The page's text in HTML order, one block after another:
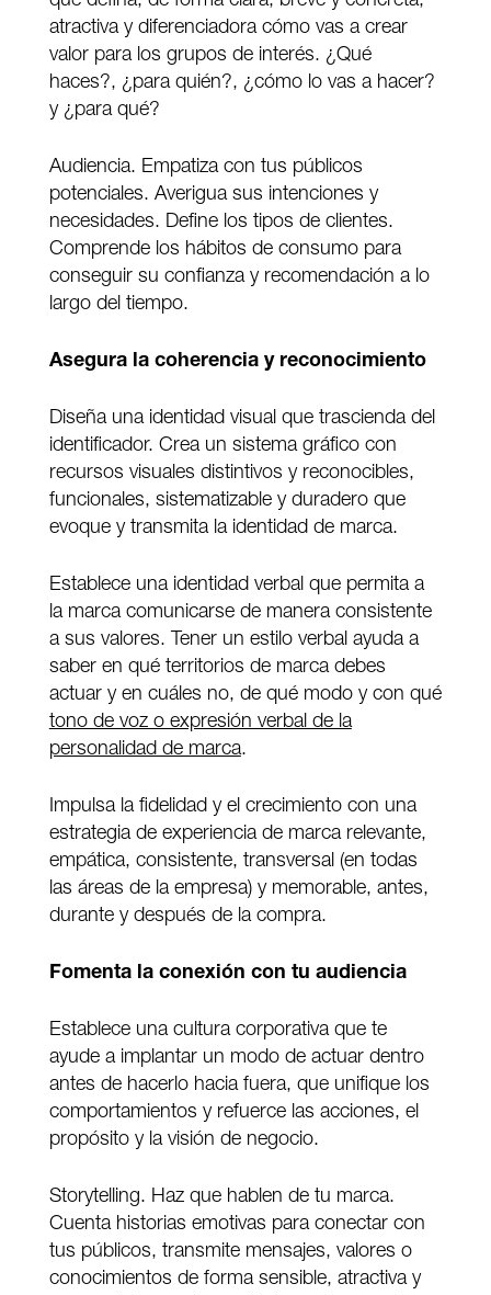
atractiva y diferenciadora cómo vas a crear
valor para los grupos de interés. ¿Qué
haces?, ¿para quién?, ¿cómo lo vas a hacer?
y ¿para qué?
Audiencia. Empatiza con tus públicos
potenciales. Averigua sus intenciones y
necesidades. Define los tipos de clientes.
Comprende los hábitos de consumo para
conseguir su confianza y recomendación a lo
largo del tiempo.
Asegura la coherencia y reconocimiento
Diseña una identidad visual que trascienda del
identificador. Crea un sistema gráfico con
recursos visuales distintivos y reconocibles,
funcionales, sistematizable y duradero que
evoque y transmita la identidad de marca.
Establece una identidad verbal que permita a
la marca comunicarse de manera consistente
a sus valores. Tener un estilo verbal ayuda a
saber en qué territorios de marca debes
actuar y en cuáles no, de qué modo y con qué
tono de voz o expresión verbal de la
personalidad de marca.
Impulsa la fidelidad y el crecimiento con una
estrategia de experiencia de marca relevante,
empática, consistente, transversal (en todas
las áreas de la empresa) y memorable, antes,
durante y después de la compra.
Fomenta la conexión con tu audiencia
Establece una cultura corporativa que te
ayude a implantar un modo de actuar dentro
antes de hacerlo hacia fuera, que unifique los
comportamientos y refuerce las acciones, el
propósito y la visión de negocio.
Storytelling. Haz que hablen de tu marca.
Cuenta historias emotivas para conectar con
tus públicos, transmite mensajes, valores o
conocimientos de forma sensible, atractiva y